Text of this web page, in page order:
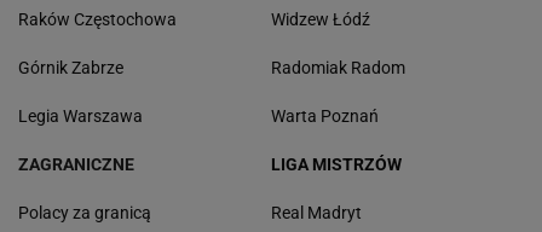
Raków Częstochowa
Górnik Zabrze
Legia Warszawa
Widzew Łódź
Radomiak Radom
Warta Poznań
ZAGRANICZNE
Polacy za granicą
LIGA MISTRZÓW
Real Madryt